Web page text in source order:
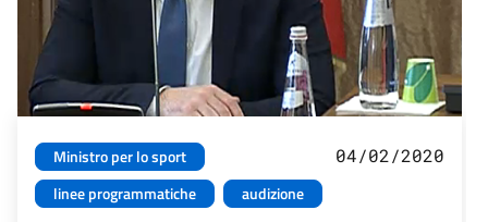
Ministro per lo sport
linee programmatiche
audizione
04/02/2020